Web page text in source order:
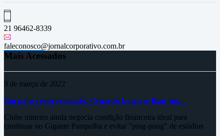
21 96462-8339
faleconosco@jornalcorporativo.com.br
Mais Acessados
9 de março de 2022
Em nova reaproximação, Cruzeiro busca se fixar no…
Clube mineiro ainda negocia condição financeira ideal para
continuar no Gigante Pampulha e evitar "ping-pong" de estádios